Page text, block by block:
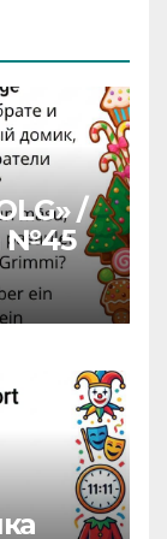
/
№45